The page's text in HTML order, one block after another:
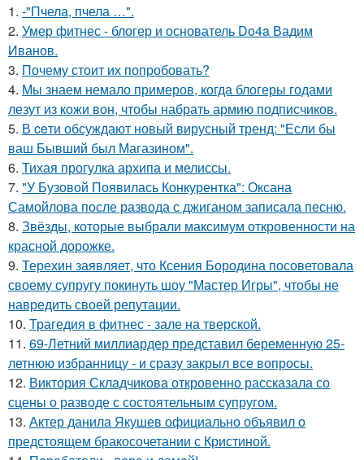
1. -"Пчела, пчела …".
2. Умер фитнес - блогер и основатель Do4a Вадим
Иванов.
3. Почему стоит их попробовать?
4. Мы знаем немало примеров, когда блогеры годами
лезут из кожи вон, чтобы набрать армию подписчиков.
5. В ceти обсуждают новый вирусный тренд: "Если бы
ваш Бывший был Магазином".
6. Тихая прогулка архипа и мелиссы.
7. "У Бузовой Появилась Конкурентка": Оксана
Самойлова после развода с джиганом записала песню.
8. Звёзды, которые выбрали максимум откровенности на
красной дорожке.
9. Терехин заявляет, что Ксения Бородина посоветовала
своему супругу покинуть шоу "Мастер Игры", чтобы не
навредить своей репутации.
10. Трагедия в фитнес - зале на тверской.
11. 69-Летний миллиардер представил беременную 25-
летнюю избранницу - и сразу закрыл все вопросы.
12. Виктория Складчикова откровенно рассказала со
сцены о разводе с состоятельным супругом.
13. Актер данила Якушев официально объявил о
предстоящем бракосочетании с Кристиной.